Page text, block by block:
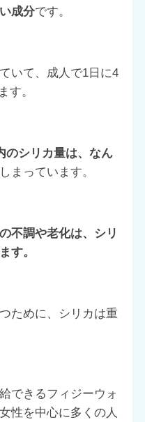
成分です。
いて、成人で1日に4
す。
のシリカ量は、 なん
まっています。
不調や老化は、シリ
す。
ために、シリカは重
できるフィジーウォ
性を中心に多くの人